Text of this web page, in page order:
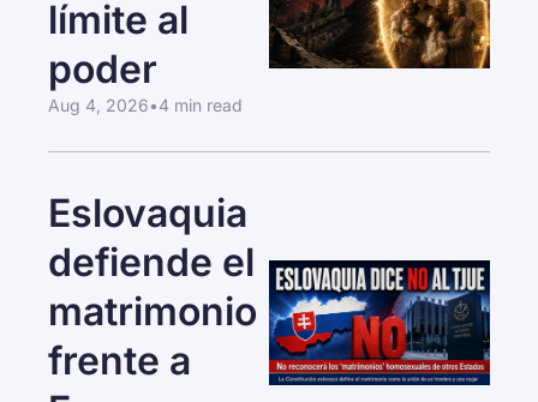
límite al
poder
Aug 4, 2026•4 min read
Eslovaquia
defiende el
matrimonio
frente a